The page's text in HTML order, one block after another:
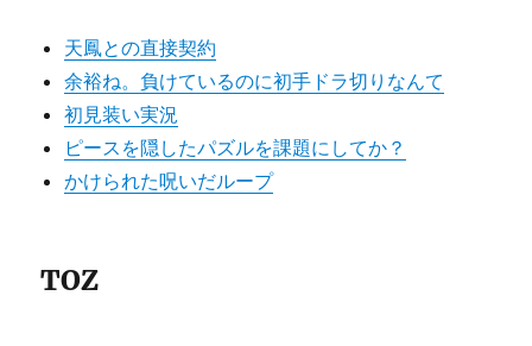
天鳳との直接契約
余裕ね。負けているのに初手ドラ切りなんて
初見装い実況
ピースを隠したパズルを課題にしてか？
かけられた呪いだループ
TOZ